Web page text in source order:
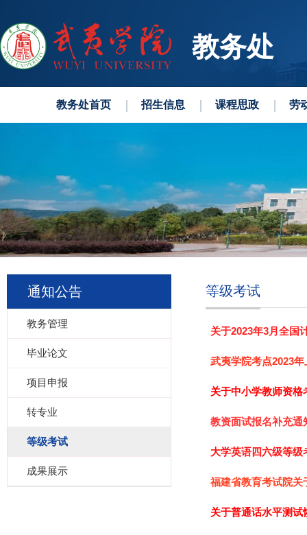
教务处
教务处首页 招生信息 课程思政 劳
通知公告
教务管理
毕业论文
项目申报
转专业
等级考试
成果展示
等级考试
关于2023年3月全国
武夷学院考点2023
关于中小学教师资
教资面试报名补充通
大学英语四六级等级
福建省教育考试院关
关于普通话水平测试